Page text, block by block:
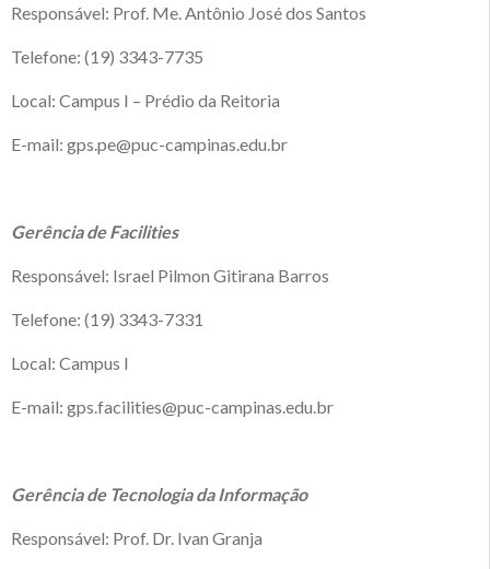
Responsável: Prof. Me. Antônio José dos Santos
Telefone: (19) 3343-7735
Local: Campus I – Prédio da Reitoria
E-mail: gps.pe@puc-campinas.edu.br
Gerência de Facilities
Responsável: Israel Pilmon Gitirana Barros
Telefone: (19) 3343-7331
Local: Campus I
E-mail: gps.facilities@puc-campinas.edu.br
Gerência de Tecnologia da Informação
Responsável: Prof. Dr. Ivan Granja